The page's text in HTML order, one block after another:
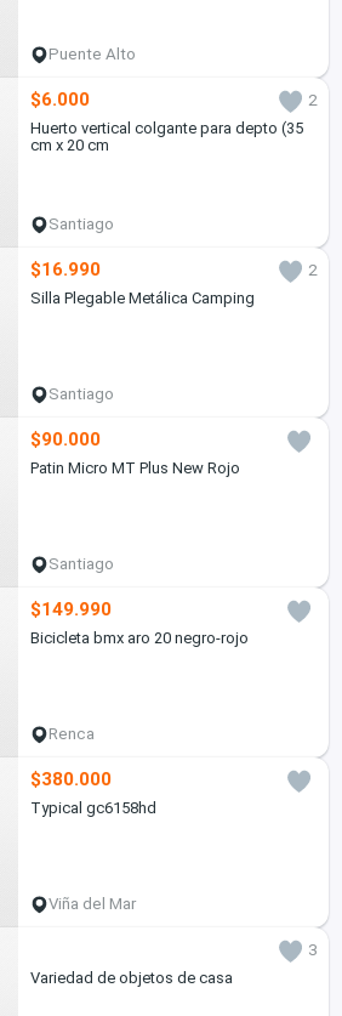
Puente Alto
$6.000
2
Huerto vertical colgante para depto (35
cm x 20 cm
Santiago
$16.990
2
Silla Plegable Metálica Camping
Santiago
$90.000
Patin Micro MT Plus New Rojo
Santiago
$149.990
Bicicleta bmx aro 20 negro-rojo
Renca
$380.000
Typical gc6158hd
Viña del Mar
3
Variedad de objetos de casa